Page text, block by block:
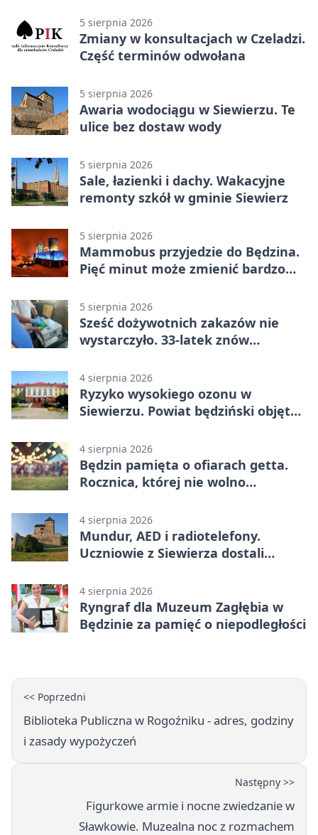
5 sierpnia 2026
Zmiany w konsultacjach w Czeladzi.
Część terminów odwołana
5 sierpnia 2026
Awaria wodociągu w Siewierzu. Te
ulice bez dostaw wody
5 sierpnia 2026
Sale, łazienki i dachy. Wakacyjne
remonty szkół w gminie Siewierz
5 sierpnia 2026
Mammobus przyjedzie do Będzina.
Pięć minut może zmienić bardzo
5 sierpnia 2026
Sześć dożywotnich zakazów nie
wystarczyło. 33-latek znów
4 sierpnia 2026
Ryzyko wysokiego ozonu w
Siewierzu. Powiat będziński objęty
4 sierpnia 2026
Będzin pamięta o ofiarach getta.
Rocznica, której nie wolno
4 sierpnia 2026
Mundur, AED i radiotelefony.
Uczniowie z Siewierza dostali
4 sierpnia 2026
Ryngraf dla Muzeum Zagłębia w
Będzinie za pamięć o niepodległości
<< Poprzedni
Biblioteka Publiczna w Rogoźniku - adres, godziny
i zasady wypożyczeń
Następny >>
Figurkowe armie i nocne zwiedzanie w
Sławkowie. Muzealna noc z rozmachem